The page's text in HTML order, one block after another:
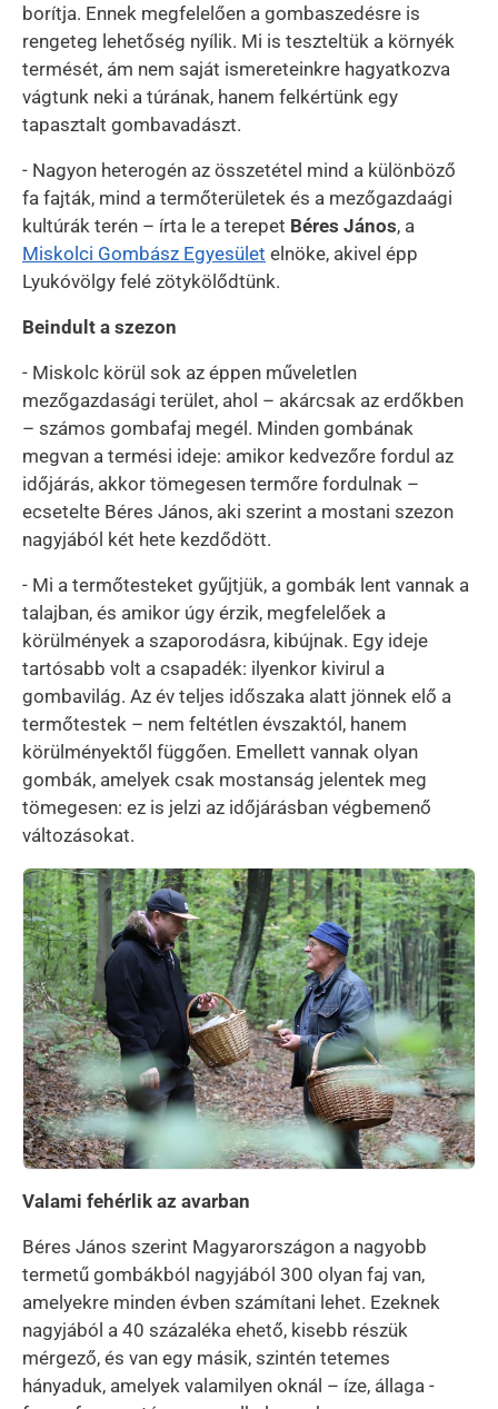
borítja. Ennek megfelelően a gombaszedésre is
rengeteg lehetőség nyílik. Mi is teszteltük a környék
termését, ám nem saját ismereteinkre hagyatkozva
vágtunk neki a túrának, hanem felkértünk egy
tapasztalt gombavadászt.
- Nagyon heterogén az összetétel mind a különböző
fa fajták, mind a termőterületek és a mezőgazdaági
kultúrák terén – írta le a terepet Béres János, a
Miskolci Gombász Egyesület elnöke, akivel épp
Lyukóvölgy felé zötykölődtünk.
Beindult a szezon
- Miskolc körül sok az éppen műveletlen
mezőgazdasági terület, ahol – akárcsak az erdőkben
– számos gombafaj megél. Minden gombának
megvan a termési ideje: amikor kedvezőre fordul az
időjárás, akkor tömegesen termőre fordulnak –
ecsetelte Béres János, aki szerint a mostani szezon
nagyjából két hete kezdődött.
- Mi a termőtesteket gyűjtjük, a gombák lent vannak a
talajban, és amikor úgy érzik, megfelelőek a
körülmények a szaporodásra, kibújnak. Egy ideje
tartósabb volt a csapadék: ilyenkor kivirul a
gombavilág. Az év teljes időszaka alatt jönnek elő a
termőtestek – nem feltétlen évszaktól, hanem
körülményektől függően. Emellett vannak olyan
gombák, amelyek csak mostanság jelentek meg
tömegesen: ez is jelzi az időjárásban végbemenő
változásokat.
Kép
Valami fehérlik az avarban
Béres János szerint Magyarországon a nagyobb
termetű gombákból nagyjából 300 olyan faj van,
amelyekre minden évben számítani lehet. Ezeknek
nagyjából a 40 százaléka ehető, kisebb részük
mérgező, és van egy másik, szintén tetemes
hányaduk, amelyek valamilyen oknál – íze, állaga -